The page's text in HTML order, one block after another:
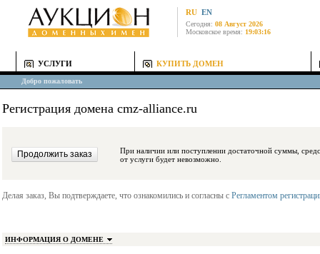
RU EN
Сегодня: 08 Август 2026
Московское время: 19:03:16
УСЛУГИ КУПИТЬ ДОМЕН
Добро пожаловать
Регистрация домена cmz-alliance.ru
При наличии или поступлении достаточной суммы, средства будут
от услуги будет невозможно.
Делая заказ, Вы подтверждаете, что ознакомились и согласны с Регламентом
ИНФОРМАЦИЯ О ДОМЕНЕ